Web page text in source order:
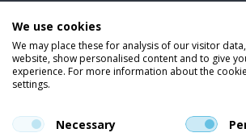
Kleding
Vind ons op social media
En blijf op de hoogte van trends, aanbiedingen en
We use cookies
We may place these for analysis of our visitor
website, show personalised content and to give
experience. For more information about the
settings.
Necessary